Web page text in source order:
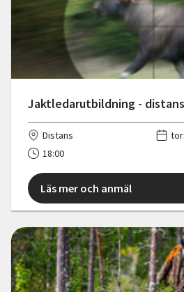
Jaktledarutbildning -
Distans
18:00
Läs mer och anmäl